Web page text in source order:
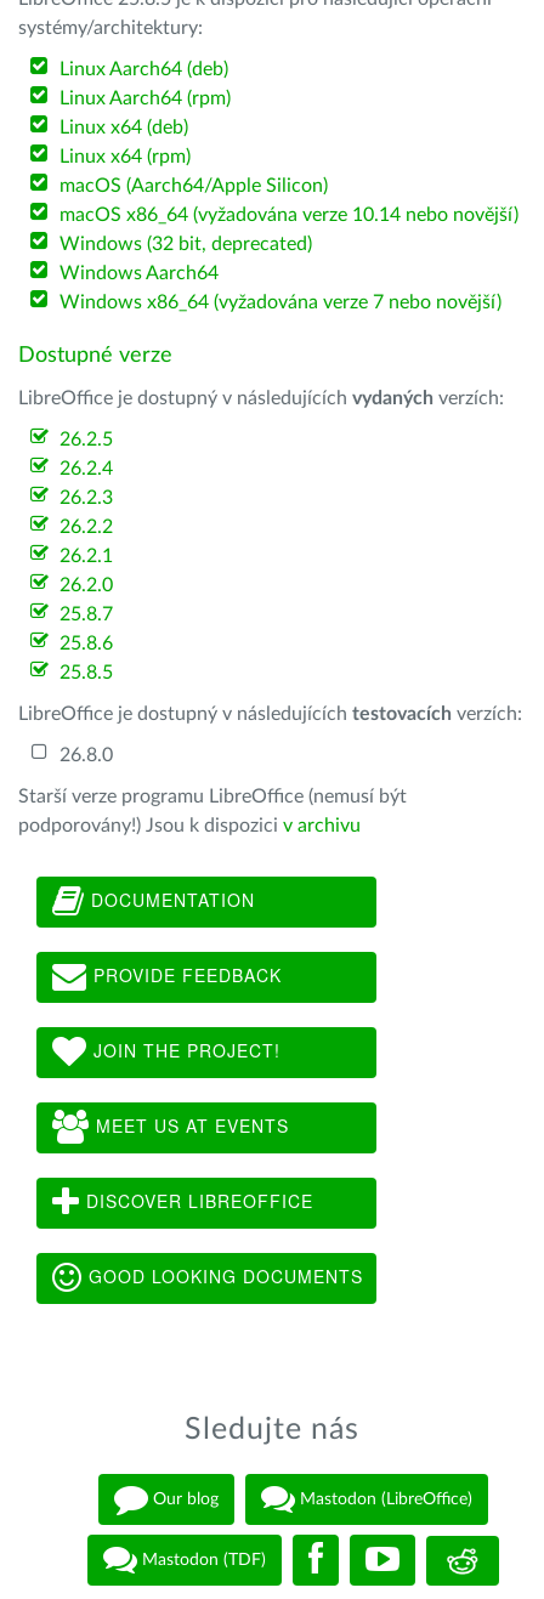
systémy/architektury:
Linux Aarch64 (deb)
Linux Aarch64 (rpm)
Linux x64 (deb)
Linux x64 (rpm)
macOS (Aarch64/Apple Silicon)
macOS x86_64 (vyžadována verze 10.14 nebo novější)
Windows (32 bit, deprecated)
Windows Aarch64
Windows x86_64 (vyžadována verze 7 nebo novější)
Dostupné verze
LibreOffice je dostupný v následujících vydaných verzích:
26.2.5
26.2.4
26.2.3
26.2.2
26.2.1
26.2.0
25.8.7
25.8.6
25.8.5
LibreOffice je dostupný v následujících testovacích verzích:
26.8.0
Starší verze programu LibreOffice (nemusí být
podporovány!) Jsou k dispozici v archivu
DOCUMENTATION
PROVIDE FEEDBACK
JOIN THE PROJECT!
MEET US AT EVENTS
DISCOVER LIBREOFFICE
GOOD LOOKING DOCUMENTS
Sledujte nás
Our blog Mastodon (LibreOffice)
Mastodon (TDF)